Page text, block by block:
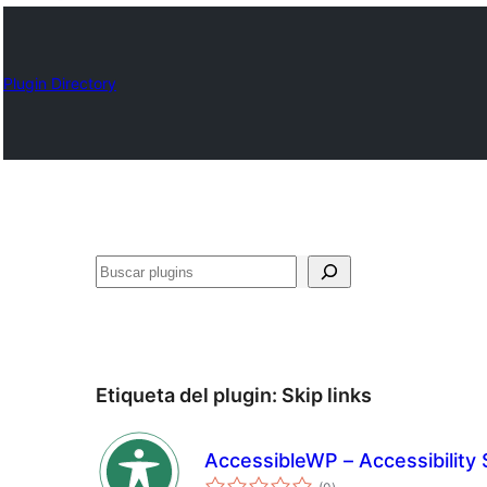
Plugin Directory
Buscar
Etiqueta del plugin: Skip links
AccessibleWP – Accessibility
total